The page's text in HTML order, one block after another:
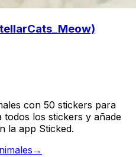
con 50 stickers para
todos los stickers y añade
la app Sticked.
→